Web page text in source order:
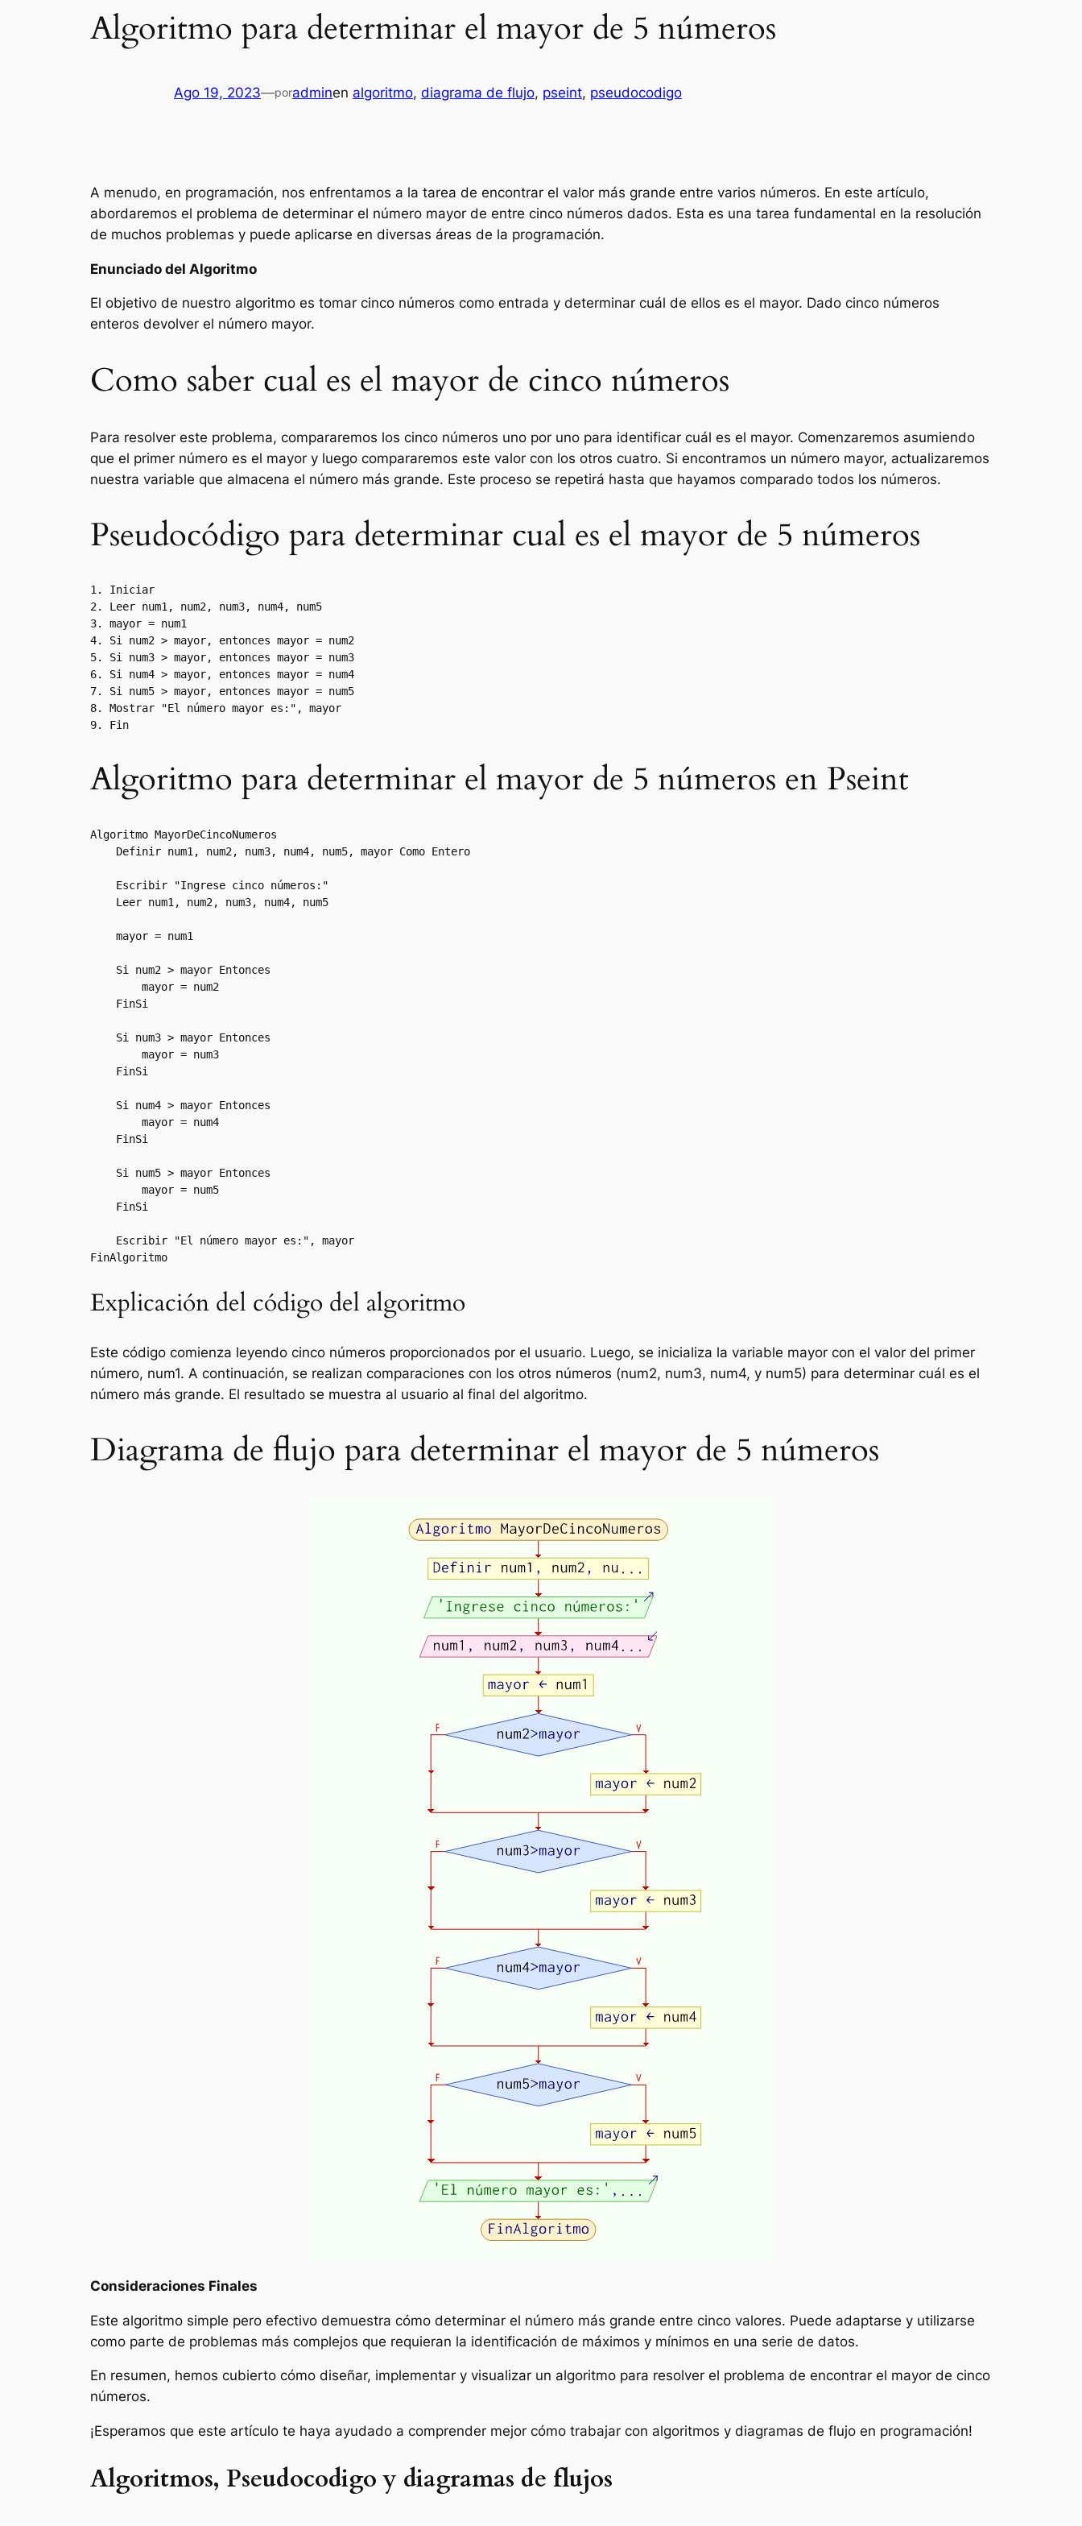
Algoritmo para determinar el mayor de 5 números
Ago 19, 2023—poradminen algoritmo, diagrama de flujo, pseint, pseudocodigo
A menudo, en programación, nos enfrentamos a la tarea de encontrar el valor más grande entre varios números. En este artículo,
abordaremos el problema de determinar el número mayor de entre cinco números dados. Esta es una tarea fundamental en la resolución
de muchos problemas y puede aplicarse en diversas áreas de la programación.
Enunciado del Algoritmo
El objetivo de nuestro algoritmo es tomar cinco números como entrada y determinar cuál de ellos es el mayor. Dado cinco números
enteros devolver el número mayor.
Como saber cual es el mayor de cinco números
Para resolver este problema, compararemos los cinco números uno por uno para identificar cuál es el mayor. Comenzaremos asumiendo
que el primer número es el mayor y luego compararemos este valor con los otros cuatro. Si encontramos un número mayor, actualizaremos
nuestra variable que almacena el número más grande. Este proceso se repetirá hasta que hayamos comparado todos los números.
Pseudocódigo para determinar cual es el mayor de 5 números
1. Iniciar
2. Leer num1, num2, num3, num4, num5
3. mayor = num1
4. Si num2 > mayor, entonces mayor = num2
5. Si num3 > mayor, entonces mayor = num3
6. Si num4 > mayor, entonces mayor = num4
7. Si num5 > mayor, entonces mayor = num5
8. Mostrar "El número mayor es:", mayor
Algoritmo para determinar el mayor de 5 números en Pseint
Algoritmo MayorDeCincoNumeros
    Definir num1, num2, num3, num4, num5, mayor Como Entero
    Escribir "Ingrese cinco números:"
    Leer num1, num2, num3, num4, num5
    mayor = num1
    Si num2 > mayor Entonces
        mayor = num2
    FinSi
    Si num3 > mayor Entonces
        mayor = num3
    FinSi
    Si num4 > mayor Entonces
        mayor = num4
    FinSi
    Si num5 > mayor Entonces
        mayor = num5
    FinSi
    Escribir "El número mayor es:", mayor
Explicación del código del algoritmo
Este código comienza leyendo cinco números proporcionados por el usuario. Luego, se inicializa la variable mayor con el valor del primer
número, num1. A continuación, se realizan comparaciones con los otros números (num2, num3, num4, y num5) para determinar cuál es el
número más grande. El resultado se muestra al usuario al final del algoritmo.
Diagrama de flujo para determinar el mayor de 5 números
Consideraciones Finales
Este algoritmo simple pero efectivo demuestra cómo determinar el número más grande entre cinco valores. Puede adaptarse y utilizarse
como parte de problemas más complejos que requieran la identificación de máximos y mínimos en una serie de datos.
En resumen, hemos cubierto cómo diseñar, implementar y visualizar un algoritmo para resolver el problema de encontrar el mayor de cinco
números.
¡Esperamos que este artículo te haya ayudado a comprender mejor cómo trabajar con algoritmos y diagramas de flujo en programación!
Algoritmos, Pseudocodigo y diagramas de flujos